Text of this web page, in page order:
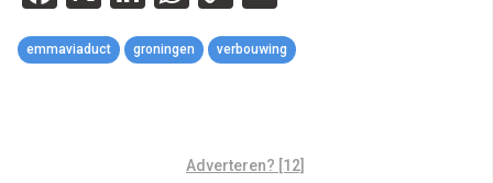
Link
emmaviaduct groningen verbouwing
Adverteren? [12]